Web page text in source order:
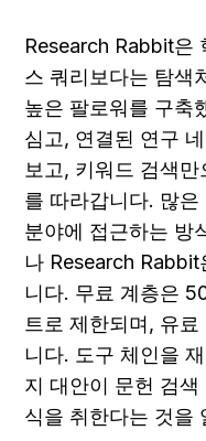
Research Rabbit은
스 쿼리보다는 탐색
높은 팔로워를 구축
심고, 연결된 연구
보고, 키워드 검색
를 따라갑니다. 많
분야에 접근하는 방
나 Research
니다. 무료 계층은
트로 제한되며, 유
니다. 도구 체인을
지 대안이 문헌 검
식을 취한다는 것을